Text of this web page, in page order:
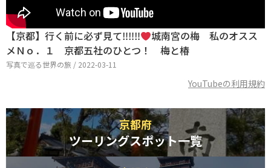
【京都】行く前に必ず見て‼︎‼︎‼︎
城南宮の梅 私のオスス
メＮｏ．１ 京都五社のひとつ！ 梅と椿
写真で巡る世界の旅 / 2022-03-11
YouTubeの利用規約
京都府
ツーリングスポット一覧